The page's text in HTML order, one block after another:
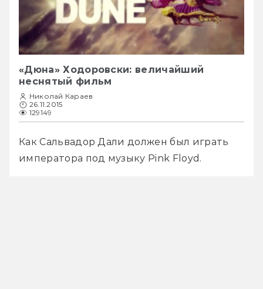
«Дюна» Ходоровски: величайший
неснятый фильм
Николай Караев
26.11.2015
129149
Как Сальвадор Дали должен был играть
императора под музыку Pink Floyd.